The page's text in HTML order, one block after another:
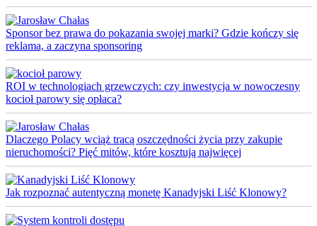
Sponsor bez prawa do pokazania swojej marki? Gdzie kończy się
reklama, a zaczyna sponsoring
ROI w technologiach grzewczych: czy inwestycja w nowoczesny
kocioł parowy się opłaca?
Dlaczego Polacy wciąż tracą oszczędności życia przy zakupie
nieruchomości? Pięć mitów, które kosztują najwięcej
Jak rozpoznać autentyczną monetę Kanadyjski Liść Klonowy?